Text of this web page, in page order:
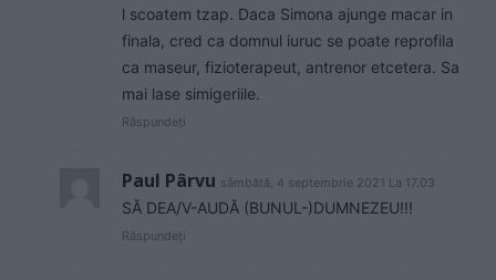
l scoatem tzap. Daca Simona ajunge macar in
finala, cred ca domnul iuruc se poate reprofila
ca maseur, fizioterapeut, antrenor etcetera. Sa
mai lase simigeriile.
Răspundeți
Paul Pârvu sâmbătă, 4 septembrie 2021 La 17.03
SĂ DEA/V-AUDĂ (BUNUL-)DUMNEZEU!!!
Răspundeți